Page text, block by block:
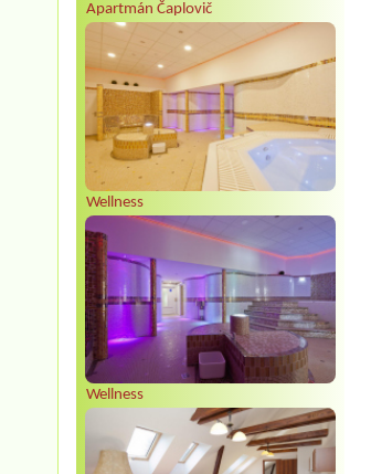
Apartmán Čaplovič
Wellness
Wellness